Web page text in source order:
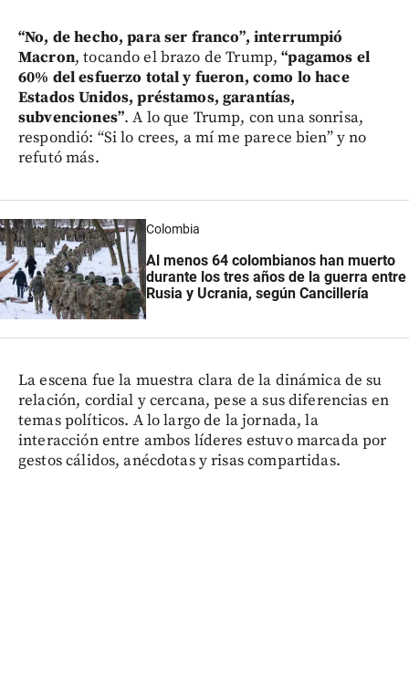
“No, de hecho, para ser franco”, interrumpió
Macron, tocando el brazo de Trump,“pagamos el
60% del esfuerzo total y fueron, como lo hace
Estados Unidos, préstamos, garantías,
subvenciones”. A lo que Trump, con una sonrisa,
respondió: “Si lo crees, a mí me parece bien” y no
refutó más.
Colombia
Al menos 64 colombianos han muerto
durante los tres años de la guerra entre
Rusia y Ucrania, según Cancillería
La escena fue la muestra clara de la dinámica de su
relación, cordial y cercana, pese a sus diferencias en
temas políticos. A lo largo de la jornada, la
interacción entre ambos líderes estuvo marcada por
gestos cálidos, anécdotas y risas compartidas.